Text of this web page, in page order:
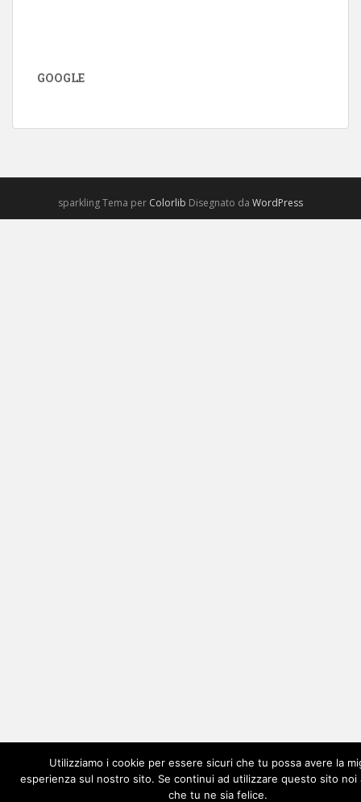
GOOGLE
sparkling Tema per Colorlib Disegnato da WordPress
Utilizziamo i cookie per essere sicuri che tu possa avere la
esperienza sul nostro sito. Se continui ad utilizzare questo sito noi
che tu ne sia felice.